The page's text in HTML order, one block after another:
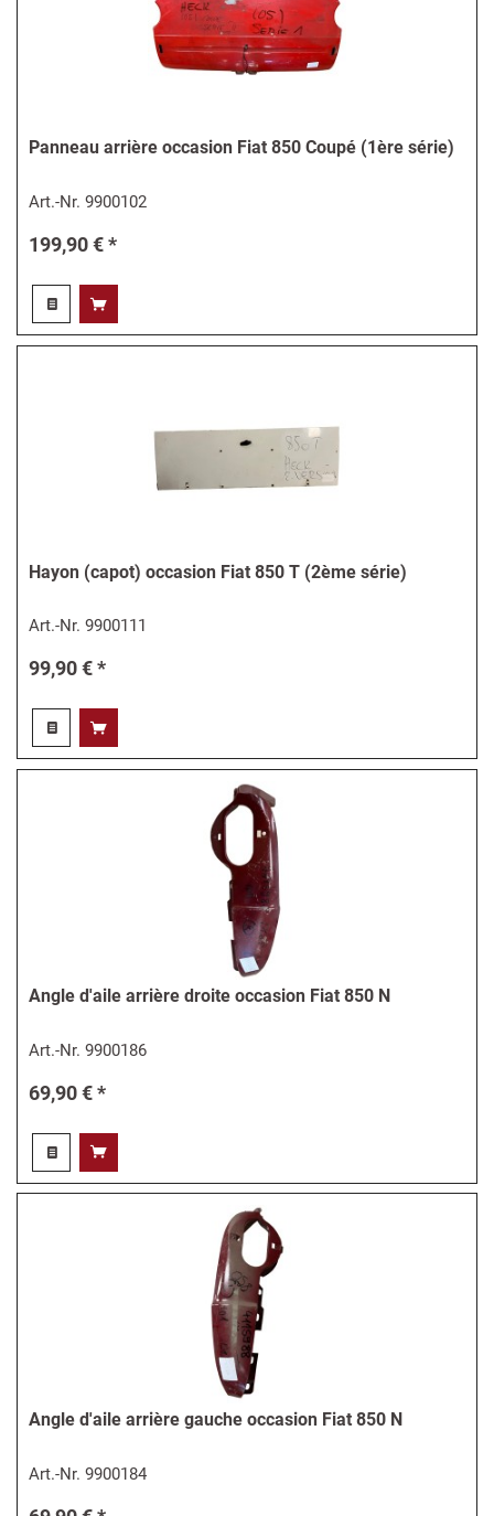
Panneau arrière occasion Fiat 850 Coupé (1ère série)
Art.-Nr.9900102
199,90 € *
Hayon (capot) occasion Fiat 850 T (2ème série)
Art.-Nr.9900111
99,90 € *
Angle d'aile arrière droite occasion Fiat 850 N
Art.-Nr.9900186
69,90 € *
Angle d'aile arrière gauche occasion Fiat 850 N
Art.-Nr.9900184